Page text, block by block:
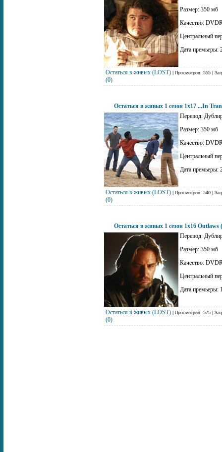
Размер: 350 мб
Качество:
Центральный
Дата премьеры:
Остаться в живых (LOST) | Просмотров: 555 |
(0)
Остаться в живых 1 сезон 1x17 ...In
Перевод:
Размер: 350 мб
Качество:
Центральный
Дата премьеры:
Остаться в живых (LOST) | Просмотров: 540 |
(0)
Остаться в живых 1 сезон 1x16
Перевод:
Размер: 350 мб
Качество:
Центральный
Дата премьеры:
Остаться в живых (LOST) | Просмотров: 575 |
(0)